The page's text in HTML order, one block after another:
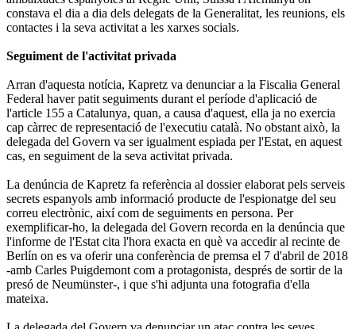
constava el dia a dia dels delegats de la Generalitat, les reunions, els
contactes i la seva activitat a les xarxes socials.
Seguiment de l'activitat privada
Arran d'aquesta notícia, Kapretz va denunciar a la Fiscalia General
Federal haver patit seguiments durant el període d'aplicació de
l'article 155 a Catalunya, quan, a causa d'aquest, ella ja no exercia
cap càrrec de representació de l'executiu català. No obstant això, la
delegada del Govern va ser igualment espiada per l'Estat, en aquest
cas, en seguiment de la seva activitat privada.
La denúncia de Kapretz fa referència al dossier elaborat pels serveis
secrets espanyols amb informació producte de l'espionatge del seu
correu electrònic, així com de seguiments en persona. Per
exemplificar-ho, la delegada del Govern recorda en la denúncia que
l'informe de l'Estat cita l'hora exacta en què va accedir al recinte de
Berlín on es va oferir una conferència de premsa el 7 d'abril de 2018
-amb Carles Puigdemont com a protagonista, després de sortir de la
presó de Neumünster-, i que s'hi adjunta una fotografia d'ella
mateixa.